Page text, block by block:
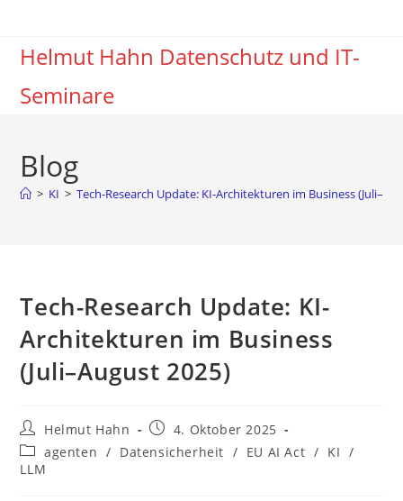
springenHelmut Hahn Datenschutz und IT-
Seminare
Blog
> KI > Tech-Research Update: KI-Architekturen im Business
Tech-Research Update: KI-
Architekturen im Business
(Juli–August 2025)
Beitrags-
Autor:
Helmut Hahn
Beitrag
veröffentlicht:
4. Oktober 2025
Beitrags-
Kategorie:
agenten / Datensicherheit / EU AI Act / KI /
LLM